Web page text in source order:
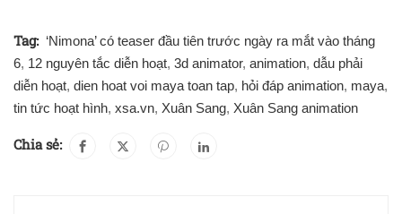
Tag: ‘Nimona’ có teaser đầu tiên trước ngày ra mắt vào tháng
6, 12 nguyên tắc diễn hoạt, 3d animator, animation, dẫu phải
diễn hoạt, dien hoat voi maya toan tap, hỏi đáp animation, maya,
tin tức hoạt hình, xsa.vn, Xuân Sang, Xuân Sang animation
Chia sẻ: